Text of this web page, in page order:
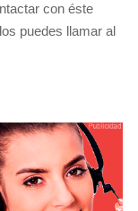
con éste
puedes llamar al